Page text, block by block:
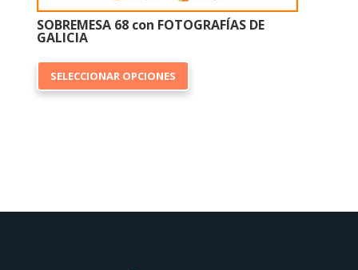
SOBREMESA 68 con FOTOGRAFÍAS DE
GALICIA
SELECCIONAR OPCIONES